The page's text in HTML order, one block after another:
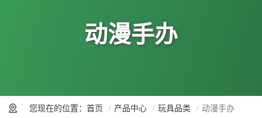
动漫手办
您现在的位置： 首页 产品中心 玩具品类 动漫手办